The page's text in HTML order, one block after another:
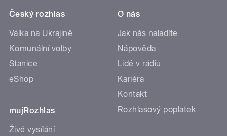
Český rozhlas
Válka na Ukrajině
Komunální volby
Stanice
eShop
mujRozhlas
Živé vysílání
O nás
Jak nás naladíte
Nápověda
Lidé v rádiu
Kariéra
Kontakt
Rozhlasový poplatek